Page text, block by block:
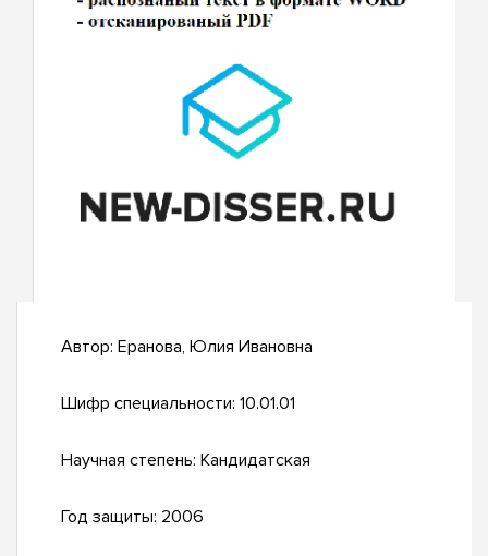
Автор: Еранова, Юлия Ивановна
Шифр специальности: 10.01.01
Научная степень: Кандидатская
Год защиты: 2006